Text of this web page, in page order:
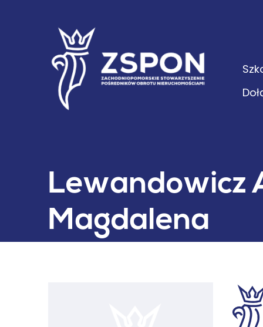
Lewandowicz
Magdalena